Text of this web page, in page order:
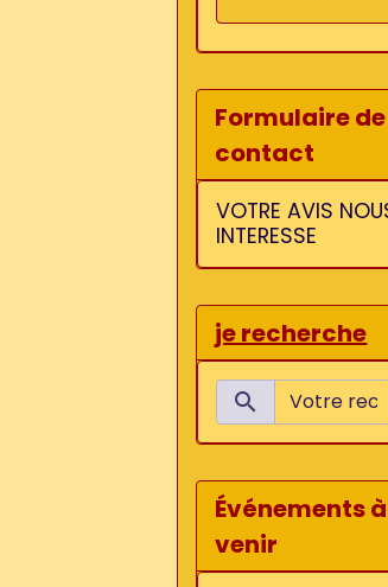
Formulaire de
contact
VOTRE AVIS
INTERESSE
je recherche
Événements à
venir